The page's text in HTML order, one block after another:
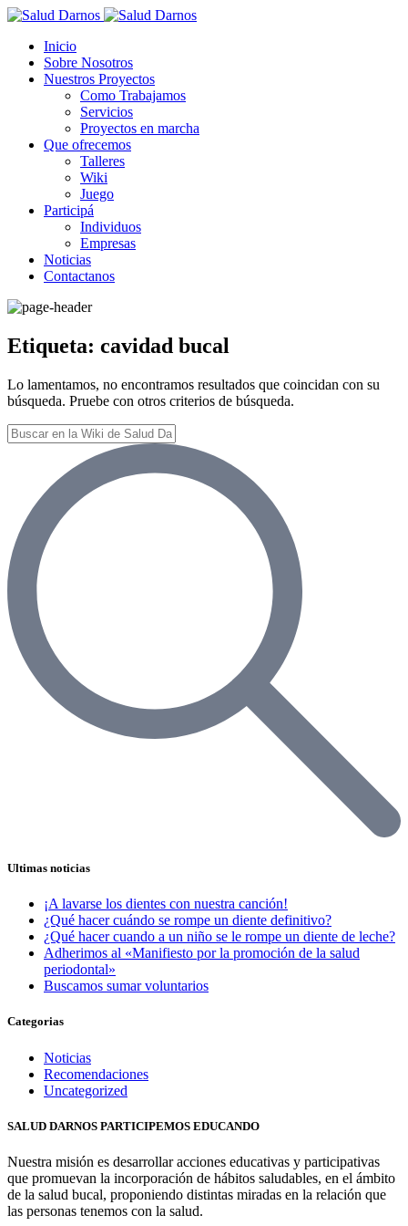
Inicio
Sobre Nosotros
Nuestros Proyectos
Como Trabajamos
Servicios
Proyectos en marcha
Que ofrecemos
Talleres
Wiki
Juego
Participá
Individuos
Empresas
Noticias
Contactanos
Etiqueta: cavidad bucal
Lo lamentamos, no encontramos resultados que coincidan con su
búsqueda. Pruebe con otros criterios de búsqueda.
Ultimas noticias
¡A lavarse los dientes con nuestra canción!
¿Qué hacer cuándo se rompe un diente definitivo?
¿Qué hacer cuando a un niño se le rompe un diente de leche?
Adherimos al «Manifiesto por la promoción de la salud
periodontal»
Buscamos sumar voluntarios
Categorias
Noticias
Recomendaciones
Uncategorized
SALUD DARNOS PARTICIPEMOS EDUCANDO
Nuestra misión es desarrollar acciones educativas y participativas
que promuevan la incorporación de hábitos saludables, en el ámbito
de la salud bucal, proponiendo distintas miradas en la relación que
las personas tenemos con la salud.